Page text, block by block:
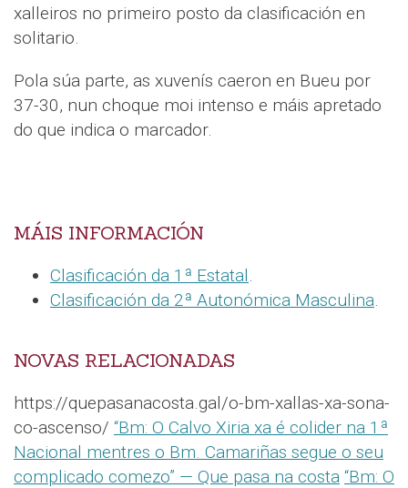
xalleiros no primeiro posto da clasificación en
solitario.
Pola súa parte, as xuvenís caeron en Bueu por
37-30, nun choque moi intenso e máis apretado
do que indica o marcador.
MÁIS INFORMACIÓN
Clasificación da 1ª Estatal
Clasificación da 2ª Autonómica Masculina
NOVAS RELACIONADAS
https://quepasanacosta.gal/o-bm-xallas-xa-sona-
co-ascenso/ “Bm: O Calvo Xiria xa é colider na 1ª
Nacional mentres o Bm. Camariñas segue o seu
complicado comezo” — Que pasa na costa “Bm: O